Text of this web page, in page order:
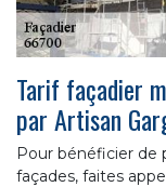
Tarif façadier
par Artisan
Pour bénéficier de
façades, faites